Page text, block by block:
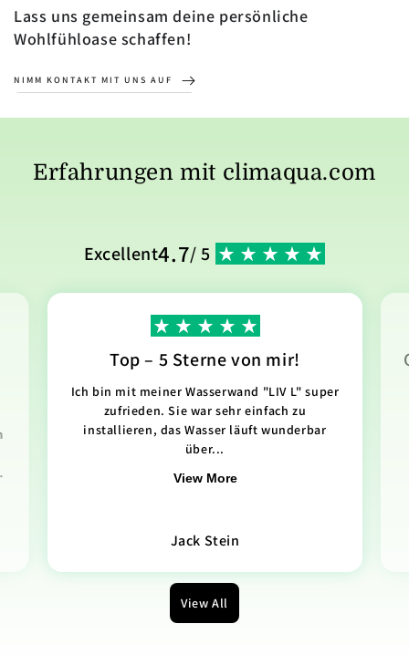
Lass uns gemeinsam deine persönliche
Wohlfühloase schaffen!
NIMM KONTAKT MIT UNS AUF
Erfahrungen mit climaqua.com
Excellent4.7/ 5
Top – 5 Sterne von mir!
Ich bin mit meiner Wasserwand "LIV L" super
zufrieden. Sie war sehr einfach zu
installieren, das Wasser läuft wunderbar
über...
View More
Jack Stein
View All